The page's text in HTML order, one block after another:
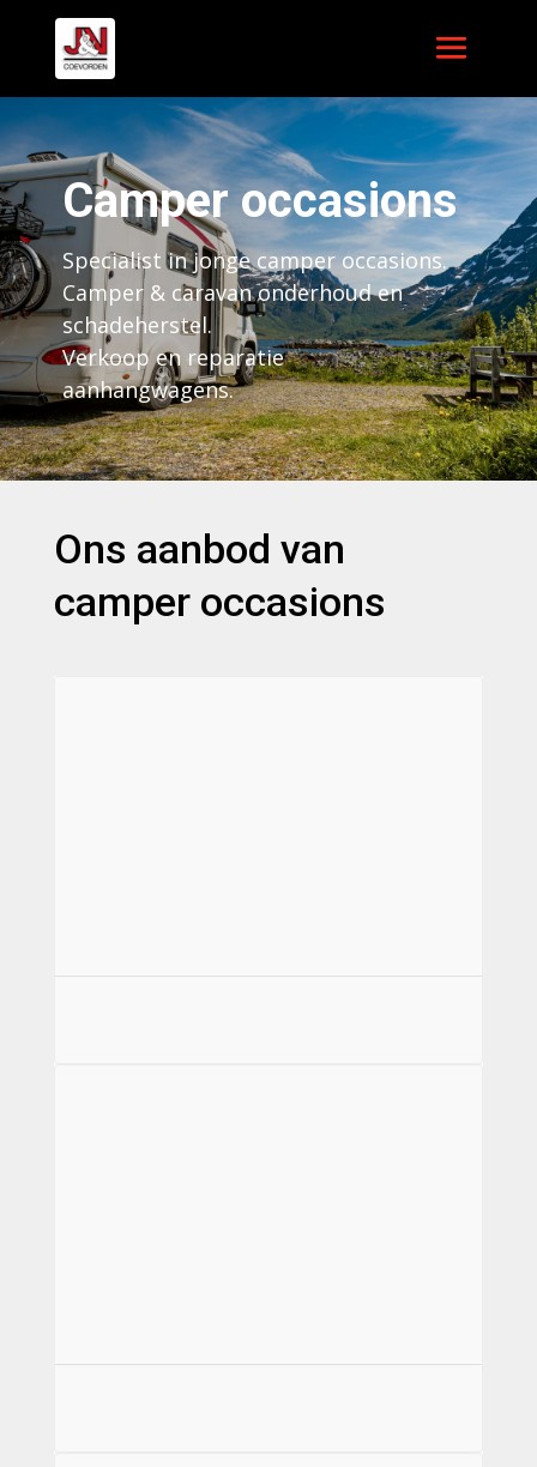
Camper occasions
Specialist in jonge camper occasions.
Camper & caravan onderhoud en
schadeherstel.
Verkoop en reparatie
aanhangwagens.
Ons aanbod van
camper occasions